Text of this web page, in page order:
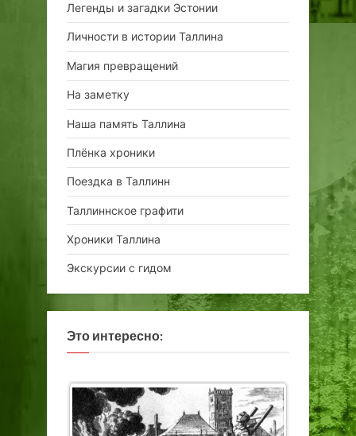
Легенды и загадки Эстонии
Личности в истории Таллина
Магия превращений
На заметку
Наша память Таллина
Плёнка хроники
Поездка в Таллинн
Таллиннское графити
Хроники Таллина
Экскурсии с гидом
Это интересно: